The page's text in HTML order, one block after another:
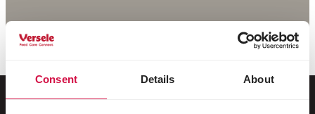
Consent Details About